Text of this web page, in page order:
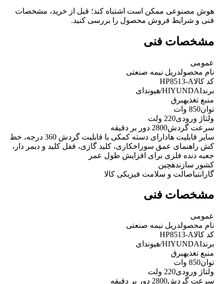
هوش مصنوعی ممکن است اشتباه کند؛ قبل از خرید، مشخصات
فنی و شرایط فروش محصول را بررسی کنید.
مشخصات فنی
عمومی
نام محصولدریل نیمه صنعتی
کد کالاHP8513-A
برندHIYUNDAI/هیوندای
منبع تغذیهبرق
توان850 وات
ولتاژ ورودی220 ولت
سرعت گردش2800 دور بر دقیقه
سایر قابلیت ها
دارای دسته کمکی با قابلیت گردش 360 درجه، خط
کش راهنمای عمق سوراخکاری، کلید گازی، قفل کلید و دیمر دار،
جعبه دنده فلزی برای افزایش طول عمر
کشور سازندهچین
گارانتیاصالت و سلامت فیزیکی کالا
مشخصات فنی
عمومی
نام محصولدریل نیمه صنعتی
کد کالاHP8513-A
برندHIYUNDAI/هیوندای
منبع تغذیهبرق
توان850 وات
ولتاژ ورودی220 ولت
سرعت گردش2800 دور بر دقیقه